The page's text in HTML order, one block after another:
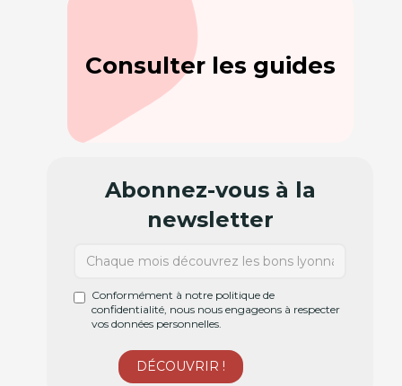
Consulter les guides
Abonnez-vous à la
newsletter
Conformément à notre politique de
confidentialité, nous nous engageons à respecter
vos données personnelles.